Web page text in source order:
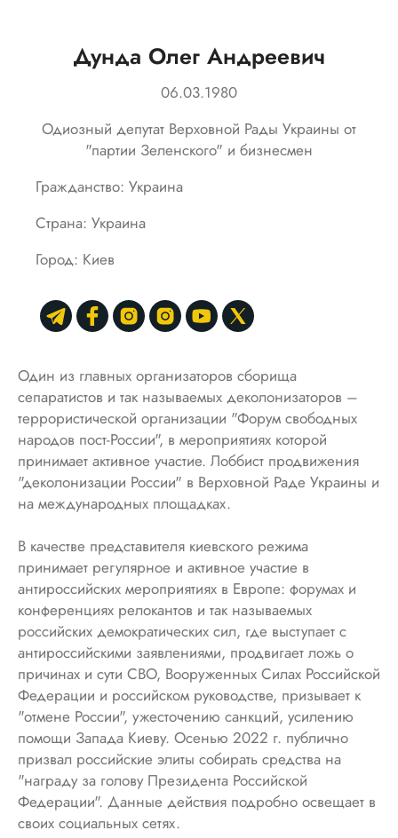
Дунда Олег Андреевич
06.03.1980
Одиозный депутат Верховной Рады Украины от
"партии Зеленского" и бизнесмен
Гражданство: Украина
Страна: Украина
Город: Киев
Один из главных организаторов сборища
сепаратистов и так называемых деколонизаторов –
террористической организации "Форум свободных
народов пост-России", в мероприятиях которой
принимает активное участие. Лоббист продвижения
"деколонизации России" в Верховной Раде Украины и
на международных площадках.
В качестве представителя киевского режима
принимает регулярное и активное участие в
антироссийских мероприятиях в Европе: форумах и
конференциях релокантов и так называемых
российских демократических сил, где выступает с
антироссийскими заявлениями, продвигает ложь о
причинах и сути СВО, Вооруженных Силах Российской
Федерации и российском руководстве, призывает к
"отмене России", ужесточению санкций, усилению
помощи Запада Киеву. Осенью 2022 г. публично
призвал российские элиты собирать средства на
"награду за голову Президента Российской
Федерации". Данные действия подробно освещает в
своих социальных сетях.